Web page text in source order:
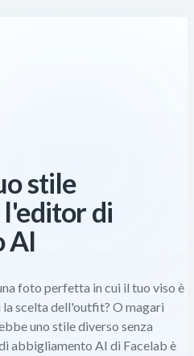
stile
di
AI
foto perfetta in cui il tuo viso è
scelta dell'outfit? O magari
uno stile diverso senza
abbigliamento AI di Facelab è